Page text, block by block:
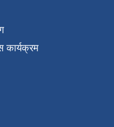
कार्यक्रम